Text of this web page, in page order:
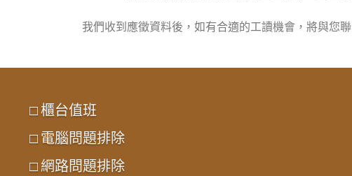
我們收到應徵資料後，如有合適的工讀機會，將與您
□ 櫃台值班
□ 電腦問題排除
□ 網路問題排除